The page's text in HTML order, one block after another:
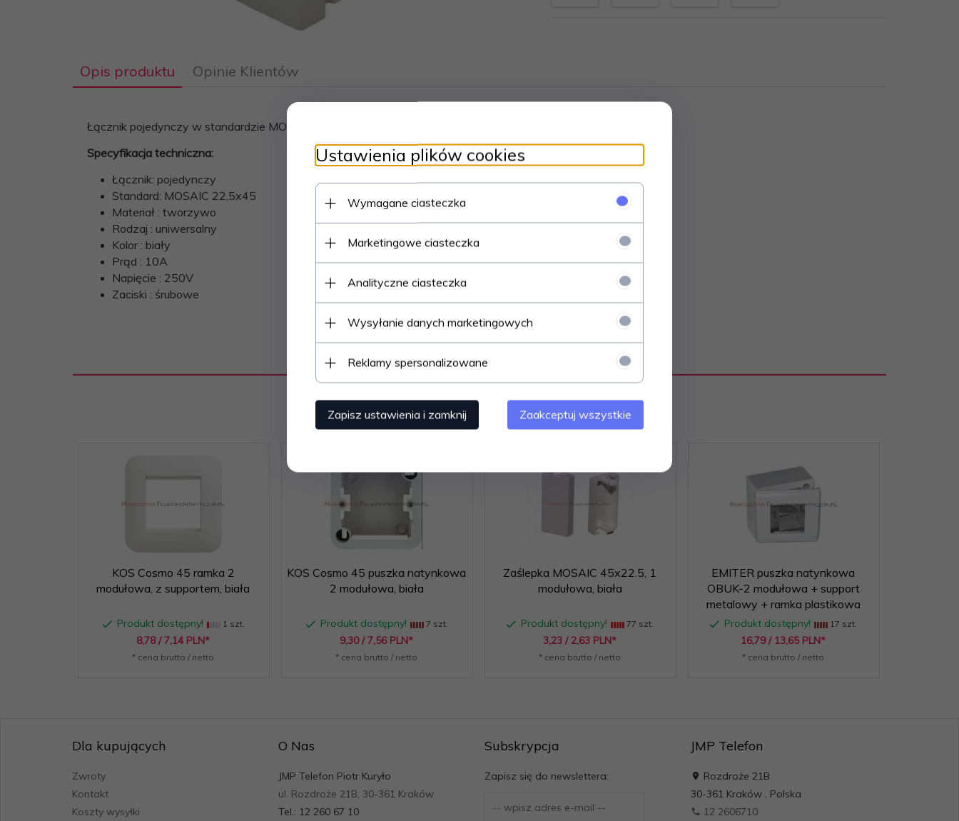
Opis produktu Opinie Klientów
Łącznik pojedynczy w standardzie MOSAIC 22,5x45, wykonany z tworzywa w kolorze białym.
Specyfikacja techniczna:
Łącznik: pojedynczy
Standard: MOSAIC 22,5x45
Materiał : tworzywo
Rodzaj : uniwersalny
Kolor : biały
Prąd : 10A
Napięcie : 250V
Zaciski : śrubowe
Polecamy
KOS Cosmo 45 ramka 2
modułowa, z supportem, biała
Produkt dostępny! 1 szt.
8,78 / 7,14 PLN*
* cena brutto / netto
KOS Cosmo 45 puszka natynkowa
2 modułowa, biała
Produkt dostępny! 7 szt.
9,30 / 7,56 PLN*
* cena brutto / netto
Zaślepka MOSAIC 45x22.5, 1
modułowa, biała
Produkt dostępny! 77 szt.
3,23 / 2,63 PLN*
* cena brutto / netto
EMITER puszka natynkowa
OBUK-2 modułowa + support
metalowy + ramka plastikowa
Produkt dostępny! 17 szt.
16,79 / 13,65 PLN*
* cena brutto / netto
Dla kupujących
Zwroty
Kontakt
Koszty wysyłki
O Nas
JMP Telefon Piotr Kuryło
ul. Rozdroże 21B, 30-361 Kraków
Tel.: 12 260 67 10
Subskrypcja
Zapisz się do newslettera:
JMP Telefon
Rozdroże 21B
30-361 Kraków, Polska
12 2606710
Ustawienia plików cookies
Wymagane ciasteczka
Marketingowe ciasteczka
Analityczne ciasteczka
Wysyłanie danych marketingowych
Reklamy spersonalizowane
Zapisz ustawienia i zamknij Zaakceptuj wszystkie